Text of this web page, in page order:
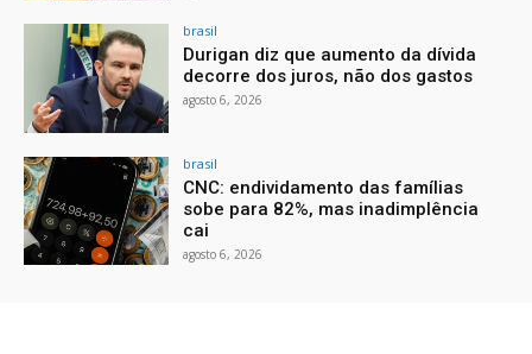
brasil
Durigan diz que aumento da dívida
decorre dos juros, não dos gastos
agosto 6, 2026
brasil
CNC: endividamento das famílias
sobe para 82%, mas inadimplência
cai
agosto 6, 2026